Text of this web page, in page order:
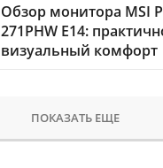
Обзор монитора MSI
271PHW E14:
визуальный комфорт
ПОКАЗАТЬ ЕЩЕ